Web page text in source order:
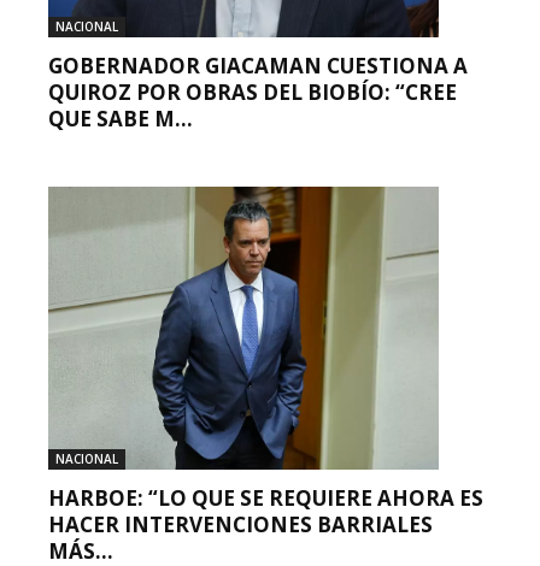
NACIONAL
GOBERNADOR GIACAMAN CUESTIONA A
QUIROZ POR OBRAS DEL BIOBÍO: “CREE
QUE SABE M...
NACIONAL
HARBOE: “LO QUE SE REQUIERE AHORA ES
HACER INTERVENCIONES BARRIALES
MÁS...